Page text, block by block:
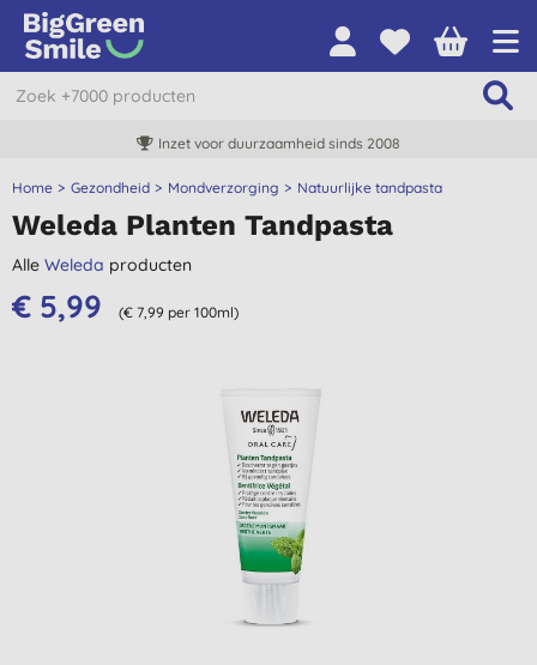
Inzet voor duurzaamheid sinds 2008
Home Gezondheid Mondverzorging Natuurlijke tandpasta
Weleda Planten Tandpasta
Alle Weleda producten
€ 5,99 (€ 7,99 per 100ml)